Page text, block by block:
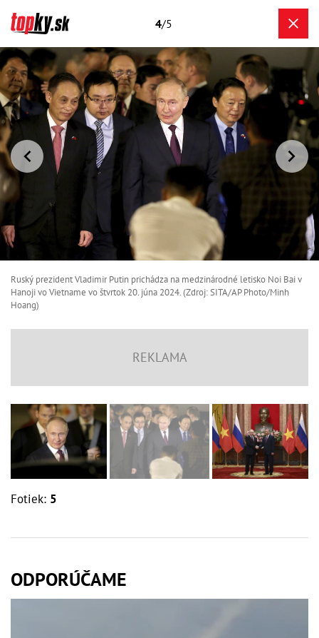
4/5
Ruský prezident Vladimir Putin prichádza na medzinárodné letisko Noi Bai v
Hanoji vo Vietname vo štvrtok 20. júna 2024. (Zdroj: SITA/AP Photo/Minh
Hoang)
Fotiek: 5
ODPORÚČAME